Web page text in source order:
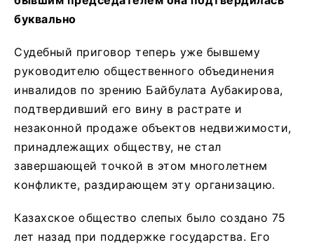
буквально
Судебный приговор теперь уже бывшему
руководителю общественного объединения
инвалидов по зрению Байбулата Аубакирова,
подтвердивший его вину в растрате и
незаконной продаже объектов недвижимости,
принадлежащих обществу, не стал
завершающей точкой в этом многолетнем
конфликте, раздирающем эту организацию.
Казахское общество слепых было создано 75
лет назад при поддержке государства. Его